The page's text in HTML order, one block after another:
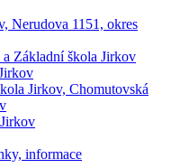
Nerudova 1151, okres
Základní škola Jirkov
Jirkov, Chomutovská
informace